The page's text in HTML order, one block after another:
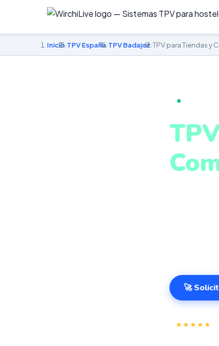
Inicio›TPV España›TPV Badajoz›TPV para Tiendas y
🚀
★★★★★